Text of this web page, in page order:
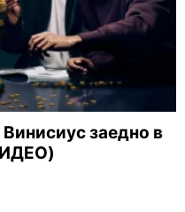
заедно в